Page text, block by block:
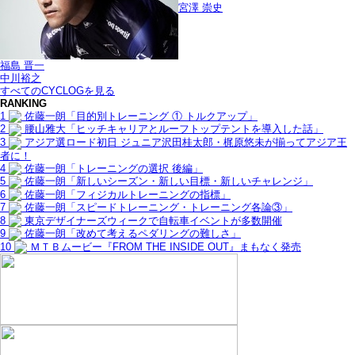
宮澤 崇史
福島 晋一
中川裕之
すべてのCYCLOGを見る
RANKING
1
佐藤一朗「目的別トレーニング ① トルクアップ」
2
腰山雅大「ヒッチキャリアとルーフトップテントを導入した話」
3
アジア選ロード初日 ジュニア沢田桂太郎・梶原悠未が揃ってアジア王
者に！
4
佐藤一朗「トレーニングの選択 後編」
5
佐藤一朗「新しいシーズン・新しい目標・新しいチャレンジ」
6
佐藤一朗「フィジカルトレーニングの指標」
7
佐藤一朗「スピードトレーニング・トレーニング各論③」
8
東京デザイナーズウィークで自転車イベントが多数開催
9
佐藤一朗「改めて考えるペダリングの難しさ」
10
ＭＴＢムービー『FROM THE INSIDE OUT』まもなく発売